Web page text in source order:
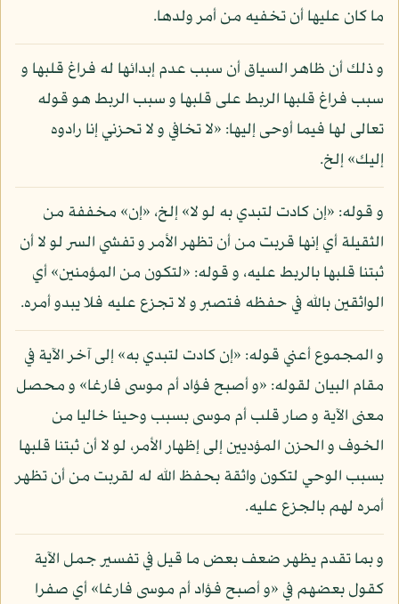
ما كان عليها أن تخفيه من أمر ولدها.
و ذلك أن ظاهر السياق أن سبب عدم إبدائها له فراغ قلبها و
سبب فراغ قلبها الربط على قلبها و سبب الربط هو قوله
تعالى لها فيما أوحى إليها: «لا تخافي و لا تحزني إنا رادوه
إليك» إلخ.
و قوله: «إن كادت لتبدي به لو لا» إلخ، «إن» مخففة من
الثقيلة أي إنها قربت من أن تظهر الأمر و تفشي السر لو لا أن
ثبتنا قلبها بالربط عليه، و قوله: «لتكون من المؤمنين» أي
الواثقين بالله في حفظه فتصبر و لا تجزع عليه فلا يبدو أمره.
و المجموع أعني قوله: «إن كادت لتبدي به» إلى آخر الآية في
مقام البيان لقوله: «و أصبح فؤاد أم موسى فارغا» و محصل
معنى الآية و صار قلب أم موسى بسبب وحينا خاليا من
الخوف و الحزن المؤديين إلى إظهار الأمر، لو لا أن ثبتنا قلبها
بسبب الوحي لتكون واثقة بحفظ الله له لقربت من أن تظهر
أمره لهم بالجزع عليه.
و بما تقدم يظهر ضعف بعض ما قيل في تفسير جمل الآية
كقول بعضهم في «و أصبح فؤاد أم موسى فارغا» أي صفرا